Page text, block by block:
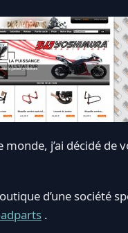
monde, j’ai décidé
d’une société
.